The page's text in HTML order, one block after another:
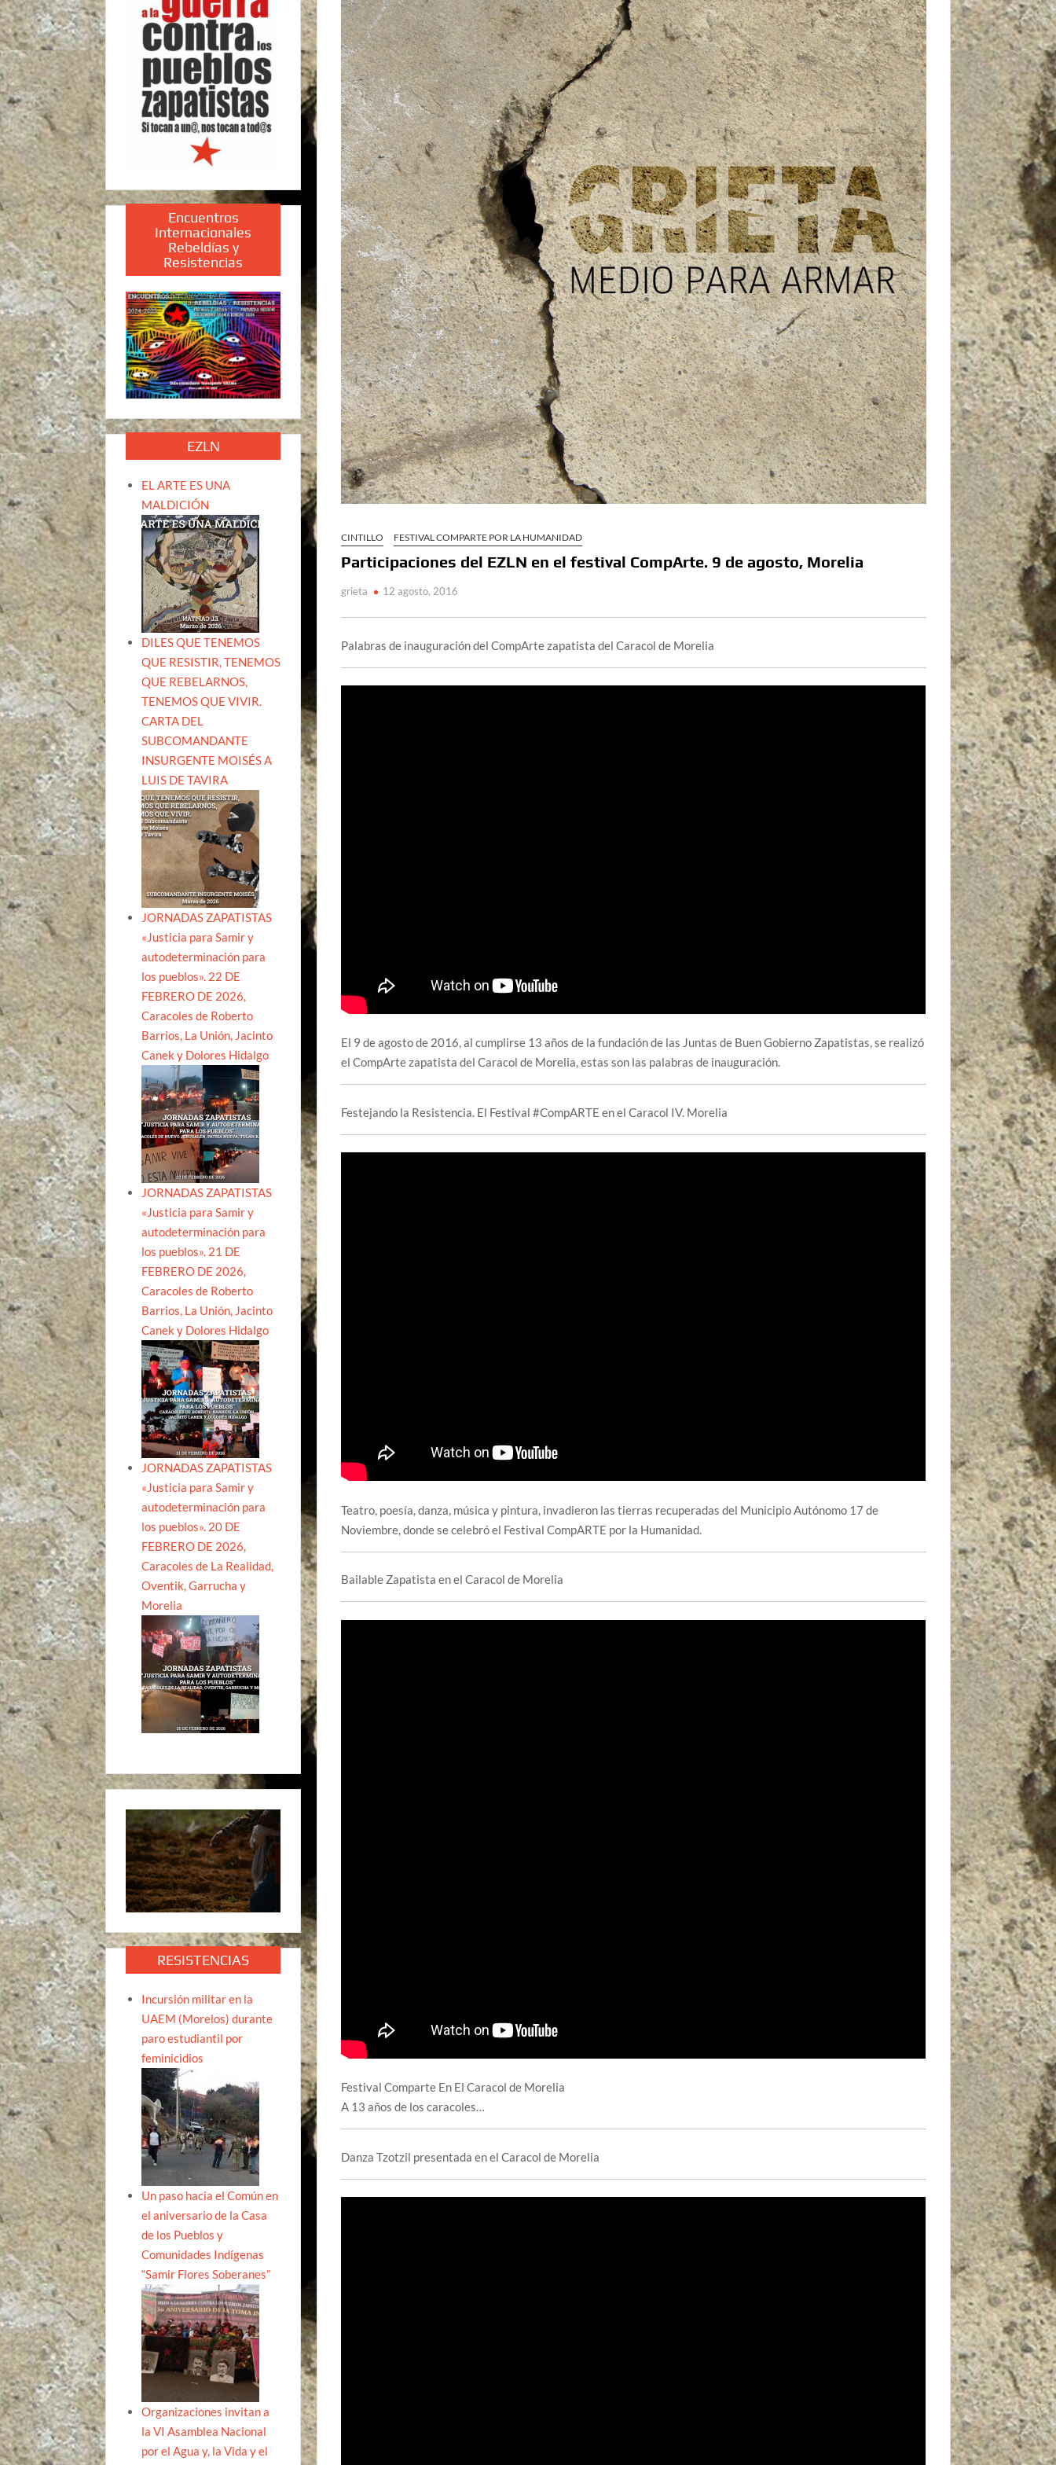
CINTILLO FESTIVAL COMPARTE POR LA HUMANIDAD
Participaciones del EZLN en el festival CompArte. 9 de agosto, Morelia
grieta 12 agosto, 2016
Palabras de inauguración del CompArte zapatista del Caracol de Morelia
El 9 de agosto de 2016, al cumplirse 13 años de la fundación de las Juntas de Buen Gobierno Zapatistas, se realizó
el CompArte zapatista del Caracol de Morelia, estas son las palabras de inauguración.
Festejando la Resistencia. El Festival #CompARTE en el Caracol IV. Morelia
Teatro, poesía, danza, música y pintura, invadieron las tierras recuperadas del Municipio Autónomo 17 de
Noviembre, donde se celebró el Festival CompARTE por la Humanidad.
Bailable Zapatista en el Caracol de Morelia
Festival Comparte En El Caracol de Morelia
A 13 años de los caracoles…
Danza Tzotzil presentada en el Caracol de Morelia
Encuentros
Internacionales
Rebeldías y
Resistencias
EZLN
EL ARTE ES UNA
MALDICIÓN
DILES QUE TENEMOS
QUE RESISTIR, TENEMOS
QUE REBELARNOS,
TENEMOS QUE VIVIR.
CARTA DEL
SUBCOMANDANTE
INSURGENTE MOISÉS A
LUIS DE TAVIRA
JORNADAS ZAPATISTAS
«Justicia para Samir y
autodeterminación para
los pueblos». 22 DE
FEBRERO DE 2026,
Caracoles de Roberto
Barrios, La Unión, Jacinto
Canek y Dolores Hidalgo
JORNADAS ZAPATISTAS
«Justicia para Samir y
autodeterminación para
los pueblos». 21 DE
FEBRERO DE 2026,
Caracoles de Roberto
Barrios, La Unión, Jacinto
Canek y Dolores Hidalgo
JORNADAS ZAPATISTAS
«Justicia para Samir y
autodeterminación para
los pueblos». 20 DE
FEBRERO DE 2026,
Caracoles de La Realidad,
Oventik, Garrucha y
Morelia
RESISTENCIAS
Incursión militar en la
UAEM (Morelos) durante
paro estudiantil por
feminicidios
Un paso hacia el Común en
el aniversario de la Casa
de los Pueblos y
Comunidades Indígenas
“Samir Flores Soberanes”
Organizaciones invitan a
la VI Asamblea Nacional
por el Agua y, la Vida y el